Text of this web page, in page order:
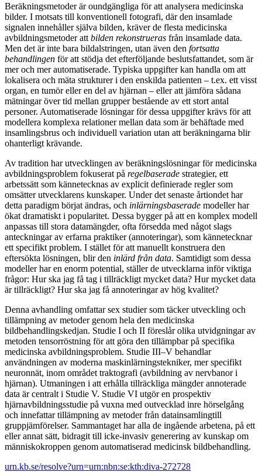
Beräkningsmetoder är oundgängliga för att analysera medicinska
bilder. I motsats till konventionell fotografi, där den insamlade
signalen innehåller själva bilden, kräver de flesta medicinska
avbildningsmetoder att bilden rekonstrueras från insamlade data.
Men det är inte bara bildalstringen, utan även den fortsatta
behandlingen för att stödja det efterföljande beslutsfattandet, som är
mer och mer automatiserade. Typiska uppgifter kan handla om att
lokalisera och mäta strukturer i den enskilda patienten – t.ex. ett visst
organ, en tumör eller en del av hjärnan – eller att jämföra sådana
mätningar över tid mellan grupper bestående av ett stort antal
personer. Automatiserade lösningar för dessa uppgifter krävs för att
modellera komplexa relationer mellan data som är behäftade med
insamlingsbrus och individuell variation utan att beräkningarna blir
ohanterligt krävande.
Av tradition har utvecklingen av beräkningslösningar för medicinska
avbildningsproblem fokuserat på regelbaserade strategier, ett
arbetssätt som kännetecknas av explicit definierade regler som
omsätter utvecklarens kunskaper. Under det senaste årtiondet har
detta paradigm börjat ändras, och inlärningsbaserade modeller har
ökat dramatiskt i popularitet. Dessa bygger på att en komplex modell
anpassas till stora datamängder, ofta försedda med något slags
anteckningar av erfarna praktiker (annoteringar), som kännetecknar
ett specifikt problem. I stället för att manuellt konstruera den
eftersökta lösningen, blir den inlärd från data. Samtidigt som dessa
modeller har en enorm potential, ställer de utvecklarna inför viktiga
frågor: Hur ska jag få tag i tillräckligt mycket data? Hur mycket data
är tillräckligt? Hur ska jag få annoteringar av hög kvalitet?
Denna avhandling omfattar sex studier som täcker utveckling och
tillämpning av metoder genom hela den medicinska
bildbehandlingskedjan. Studie I och II föreslår olika utvidgningar av
metoden tensorröstning för att göra den tillämpbar på specifika
medicinska avbildningsproblem. Studie III–V behandlar
användningen av moderna maskinlärningstekniker, mer specifikt
neuronnät, inom området traktografi (avbildning av nervbanor i
hjärnan). Utmaningen i att erhålla tillräckliga mängder annoterade
data är centralt i Studie V. Studie VI utgör en prospektiv
hjärnavbildningsstudie på vuxna med outvecklad inre hörselgång
och innefattar tillämpning av metoder från datainsamlingtill
gruppjämförelser. Sammantaget har alla de ingående arbetena, på ett
eller annat sätt, bidragit till icke-invasiv generering av kunskap om
människokroppen genom automatiserad medicinsk bildbehandling.
urn.kb.se/resolve?urn=urn:nbn:se:kth:diva-272728